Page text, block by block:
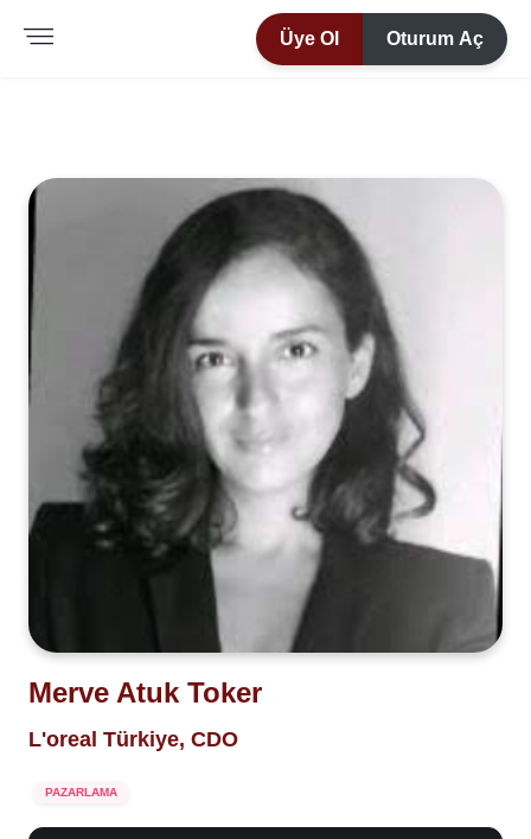
Üye Ol Oturum Aç
Merve Atuk Toker
L'oreal Türkiye, CDO
PAZARLAMA